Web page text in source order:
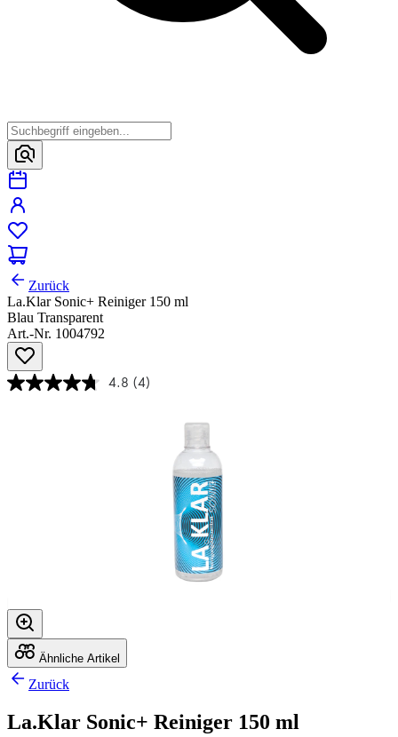
Zurück
La.Klar Sonic+ Reiniger 150 ml
Blau Transparent
Art.-Nr. 1004792
4.8 (4)
Ähnliche Artikel
Zurück
La.Klar Sonic+ Reiniger 150 ml